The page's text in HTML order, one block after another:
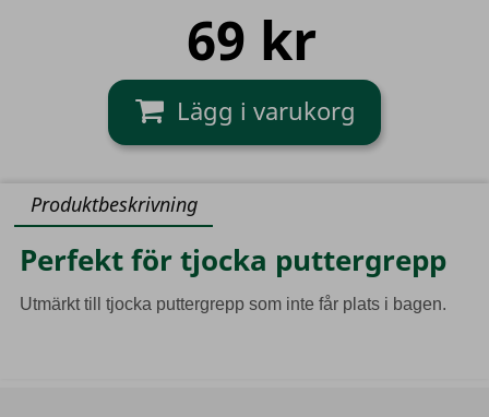
69 kr
Produktbeskrivning
Perfekt för tjocka puttergrepp
Utmärkt till tjocka puttergrepp som inte får plats i bagen.